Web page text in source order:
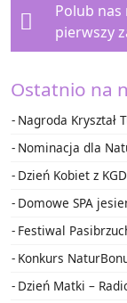
Polub
pierwszy
Ostatnio na
Nagroda Kryształ
Nominacja dla
Dzień Kobiet z
Domowe SPA
Festiwal
Konkurs
Dzień Matki –